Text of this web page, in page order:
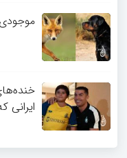
ایرانی